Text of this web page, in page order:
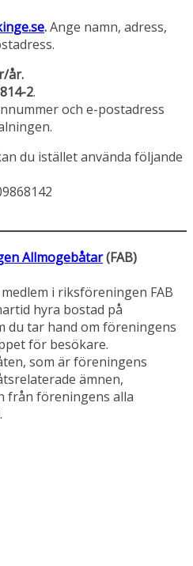
.Ange namn, adress,
år.
2.
och e-postadress
du istället använda följande
Allmogebåtar(FAB)
i riksföreningen FAB
hyra bostad på
du tar hand om föreningens
för besökare.
som är föreningens
ämnen,
från föreningens alla